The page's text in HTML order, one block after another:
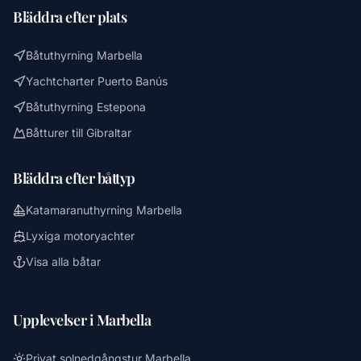
Bläddra efter plats
Båtuthyrning Marbella
Yachtcharter Puerto Banús
Båtuthyrning Estepona
Båtturer till Gibraltar
Bläddra efter båttyp
Katamaranuthyrning Marbella
Lyxiga motoryachter
Visa alla båtar
Upplevelser i Marbella
Privat solnedgångstur Marbella